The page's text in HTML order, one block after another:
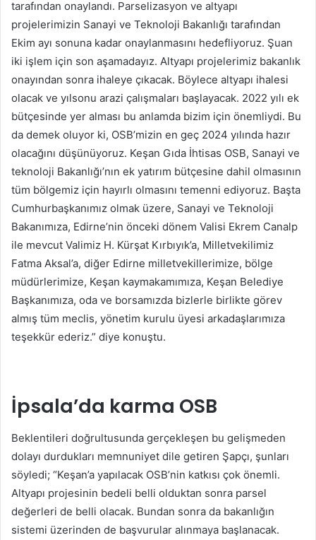
tarafından onaylandı. Parselizasyon ve altyapı
projelerimizin Sanayi ve Teknoloji Bakanlığı tarafından
Ekim ayı sonuna kadar onaylanmasını hedefliyoruz. Şuan
iki işlem için son aşamadayız. Altyapı projelerimiz bakanlık
onayından sonra ihaleye çıkacak. Böylece altyapı ihalesi
olacak ve yılsonu arazi çalışmaları başlayacak. 2022 yılı ek
bütçesinde yer alması bu anlamda bizim için önemliydi. Bu
da demek oluyor ki, OSB’mizin en geç 2024 yılında hazır
olacağını düşünüyoruz. Keşan Gıda İhtisas OSB, Sanayi ve
teknoloji Bakanlığı’nın ek yatırım bütçesine dahil olmasının
tüm bölgemiz için hayırlı olmasını temenni ediyoruz. Başta
Cumhurbaşkanımız olmak üzere, Sanayi ve Teknoloji
Bakanımıza, Edirne’nin önceki dönem Valisi Ekrem Canalp
ile mevcut Valimiz H. Kürşat Kırbıyık’a, Milletvekilimiz
Fatma Aksal’a, diğer Edirne milletvekillerimize, bölge
müdürlerimize, Keşan kaymakamımıza, Keşan Belediye
Başkanımıza, oda ve borsamızda bizlerle birlikte görev
almış tüm meclis, yönetim kurulu üyesi arkadaşlarımıza
teşekkür ederiz.” diye konuştu.
İpsala’da karma OSB
Beklentileri doğrultusunda gerçekleşen bu gelişmeden
dolayı durdukları memnuniyet dile getiren Şapçı, şunları
söyledi; “Keşan’a yapılacak OSB’nin katkısı çok önemli.
Altyapı projesinin bedeli belli olduktan sonra parsel
değerleri de belli olacak. Bundan sonra da bakanlığın
sistemi üzerinden de başvurular alınmaya başlanacak.